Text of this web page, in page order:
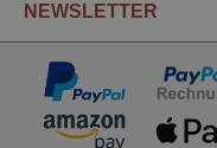
NEWSLETTER